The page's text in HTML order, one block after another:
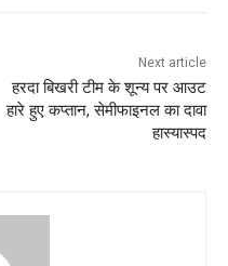
Next article
हरदा बिखरी टीम के शून्य पर आउट
हारे हुए कप्तान, सेमीफाइनल का दावा
हास्यास्पद